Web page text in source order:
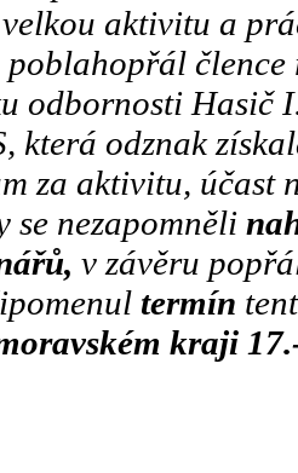
aktivitu a
člence
odbornosti Hasič
která odznak
za aktivitu, účast
se nezapomněli
v závěru
termín
kraji